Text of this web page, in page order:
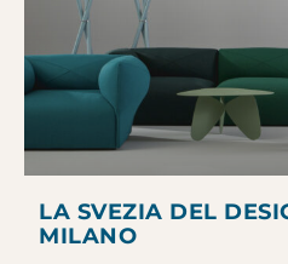
LA SVEZIA DEL
MILANO